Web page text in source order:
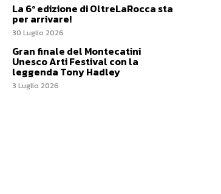
La 6ª edizione di OltreLaRocca sta
per arrivare!
30 Luglio 2026
Gran finale del Montecatini
Unesco Arti Festival con la
leggenda Tony Hadley
3 Luglio 2026